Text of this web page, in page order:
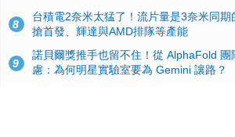
8
台積電2奈米太猛了！流片量是3奈米同
搶首發、輝達與AMD排隊等產能
9
諾貝爾獎推手也留不住！從 AlphaFold
慮：為何明星實驗室要為 Gemini 讓路？